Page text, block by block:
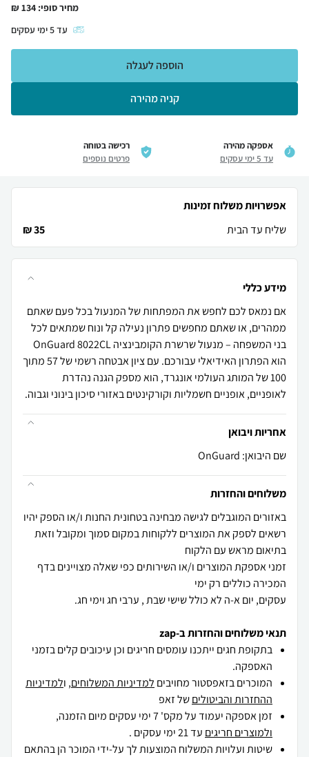
מחיר סופי: 134
₪
עד5ימי עסקים
קניה מהירה
הוספה לעגלה
אספקה מהירה
עד 5 ימי עסקים
רכישה בטוחה
פרטים נוספים
אפשרויות משלוח זמינות
שליח עד הבית
35 ₪
מידע כללי
אם נמאס לכם לחפש את המפתחות של המנעול בכל פעם שאתם
ממהרים, או שאתם מחפשים פתרון נעילה קל ונוח שמתאים לכל
בני המשפחה – מנעול שרשרת הקומבינציה OnGuard 8022CL
הוא הפתרון האידיאלי עבורכם. עם ציון אבטחה רשמי של 57 מתוך
100 של המותג העולמי אונגרד, הוא מספק הגנה נהדרת
לאופניים, אופניים חשמליות וקורקינטים באזורי סיכון בינוני וגבוה.
אחריות ויבואן
שם היבואן: OnGuard
משלוחים והחזרות
באזורים המוגבלים לגישה מבחינה בטחונית החנות ו/או הספק יהיו
רשאים לספק את המוצרים ללקוחות במקום סמוך ומקובל וזאת
זמני אספקת המוצרים ו/או השירותים כפי שאלה מצויינים בדף
עסקים, יום א-ה לא כולל שישי שבת , ערבי חג וימי חג.
תנאי משלוחים והחזרות ב-zap
בתקופת חגים ייתכנו עומסים חריגים וכן עיכובים קלים בזמני
האספקה.
המוכרים בזאפסטור מחויבים למדיניות המשלוחים, ולמדיניות
ההחזרות והביטוליםשל זאפ
זמן אספקה יעמוד על מקס' 7 ימי עסקים מיום הזמנה,
ולמוצרים חריגים עד 21 ימי עסקים .
שיטות ועלויות המשלוח המוצעות לך על-ידי המוכר הן בהתאם